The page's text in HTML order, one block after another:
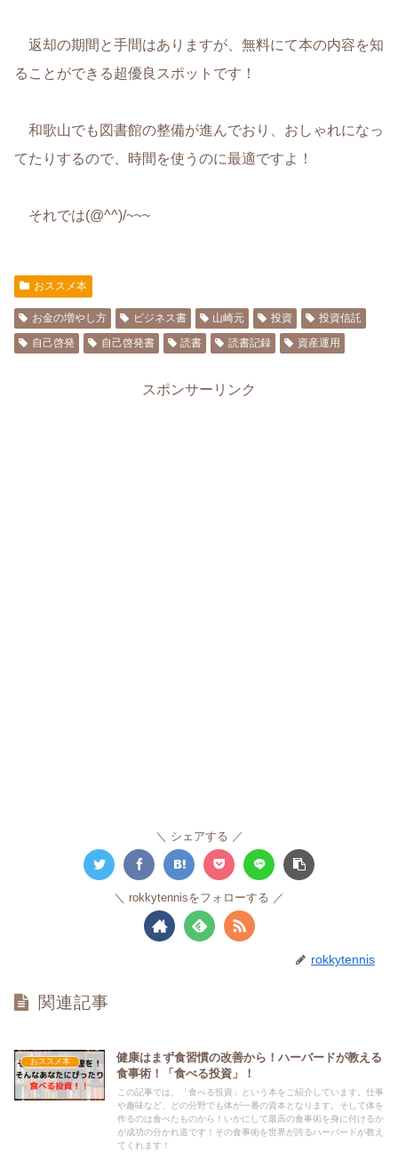
返却の期間と手間はありますが、無料にて本の内容を知
ることができる超優良スポットです！
和歌山でも図書館の整備が進んでおり、おしゃれになっ
てたりするので、時間を使うのに最適ですよ！
それでは(@^^)/~~~
おススメ本
お金の増やし方 ビジネス書 山崎元 投資
投資信託
自己啓発
自己啓発書 読書 読書記録 資産運用
スポンサーリンク
シェアする
rokkytennisをフォローする
rokkytennis
関連記事
おススメ本
健康はまず食習慣の改善から！ハーバードが教える
食事術！「食べる投資」！
この記事では、「食べる投資」という本をご紹介しています。仕事
や趣味など、どの分野でも体が一番の資本となります。そして体を
作るのは食べたものから！いかにして最高の食事術を身に付けるか
が成功の分かれ道です！その食事術を世界が誇るハーバードが教え
てくれます！